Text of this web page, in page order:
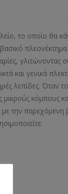
το οποίο θα
γλιτώνοντας
και γενικά
λεπίδες. Όταν
κόμπους
την